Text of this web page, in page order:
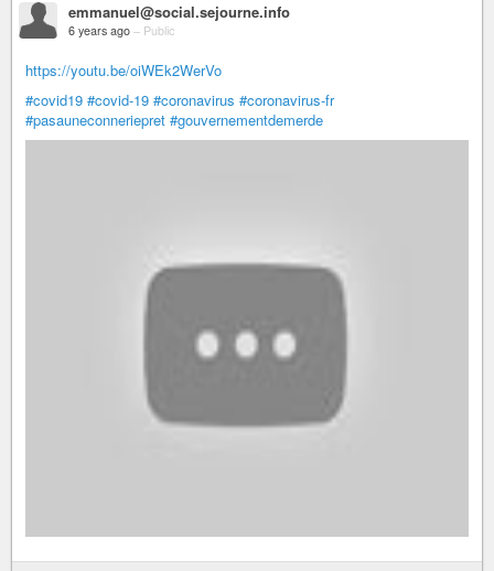
emmanuel@social.sejourne.info
6 years ago – Public
https://youtu.be/oiWEk2WerVo
#covid19 #covid-19 #coronavirus #coronavirus-fr
#pasauneconneriepret #gouvernementdemerde